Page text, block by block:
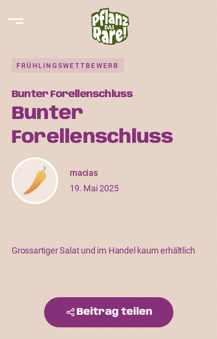
FRÜHLINGSWETTBEWERB
Bunter Forellenschluss
Bunter
Forellenschluss
macias
19. Mai 2025
Grossartiger Salat und im Handel kaum erhältlich
Beitrag teilen